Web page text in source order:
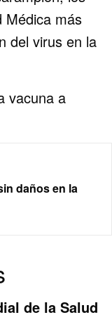
Médica más
del virus en la
vacuna a
daños en la
de la Salud